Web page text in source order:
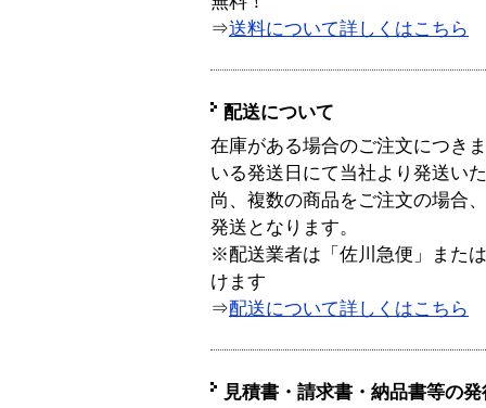
⇒送料について詳しくはこちら
配送について
在庫がある場合のご注文につき
いる発送日にて当社より発送い
尚、複数の商品をご注文の場合
発送となります。
※配送業者は「佐川急便」また
けます
⇒配送について詳しくはこちら
見積書・請求書・納品書等の